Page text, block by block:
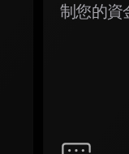
制您的資